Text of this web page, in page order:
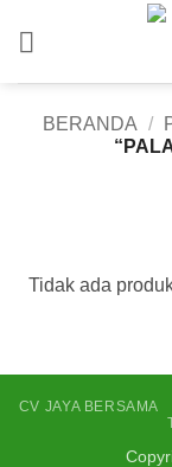
BERANDA /
Tidak ada
CV JAYA BERSAMA